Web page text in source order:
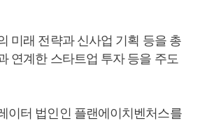
미래 전략과 신사업 기획 등을 총
연계한 스타트업 투자 등을 주도
이터 법인인 플랜에이치벤처스를